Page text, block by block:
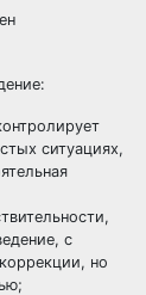
ситуациях,
с
но